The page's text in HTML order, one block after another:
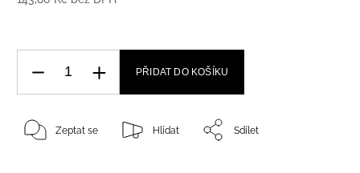
PŘIDAT DO KOŠÍKU
Zeptat se Hlídat Sdílet